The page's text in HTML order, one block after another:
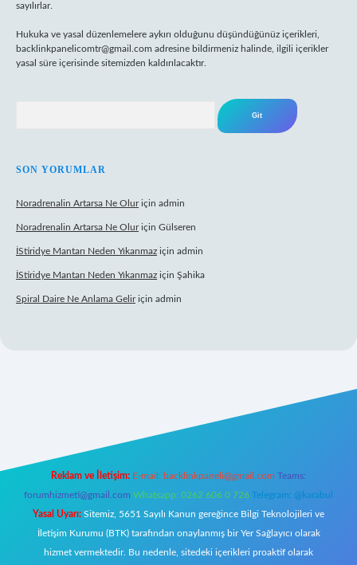
sayılırlar.
Hukuka ve yasal düzenlemelere aykırı olduğunu düşündüğünüz içerikleri,
backlinkpanelicomtr@gmail.com adresine bildirmeniz halinde, ilgili içerikler
yasal süre içerisinde sitemizden kaldırılacaktır.
SON YORUMLAR
Noradrenalin Artarsa Ne Oluriçin admin
Noradrenalin Artarsa Ne Oluriçin Gülseren
İStiridye Mantarı Neden Yıkanmaz için admin
İStiridye Mantarı Neden Yıkanmaz için Şahika
Spiral Daire Ne Anlama Geliriçin admin
Reklam ve İletişim: E-mail: backlinkpaneli@gmail.com Teams:
forumhizmeti@gmail.com Whatsapp: 0262 606 0 726 Telegram: @karabul
Yasal Uyarı: Sitemiz, 5651 Sayılı Kanun gereğince Bilgi Teknolojileri ve
İletişim Kurumu (BTK) tarafından onaylanmış bir Yer Sağlayıcı olarak
hizmet vermektedir. Bu nedenle, sitedeki içerikleri proaktif olarak